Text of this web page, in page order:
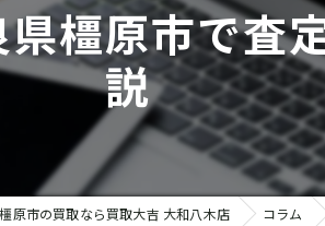
橿原市で査
説
原市の買取なら買取大吉 大和八木店 コラム